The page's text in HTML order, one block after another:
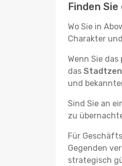
Finden
Wo Sie in
Charakter
Wenn Sie
das
und
Sind Sie an
zu
Für
Gegenden
strategisch